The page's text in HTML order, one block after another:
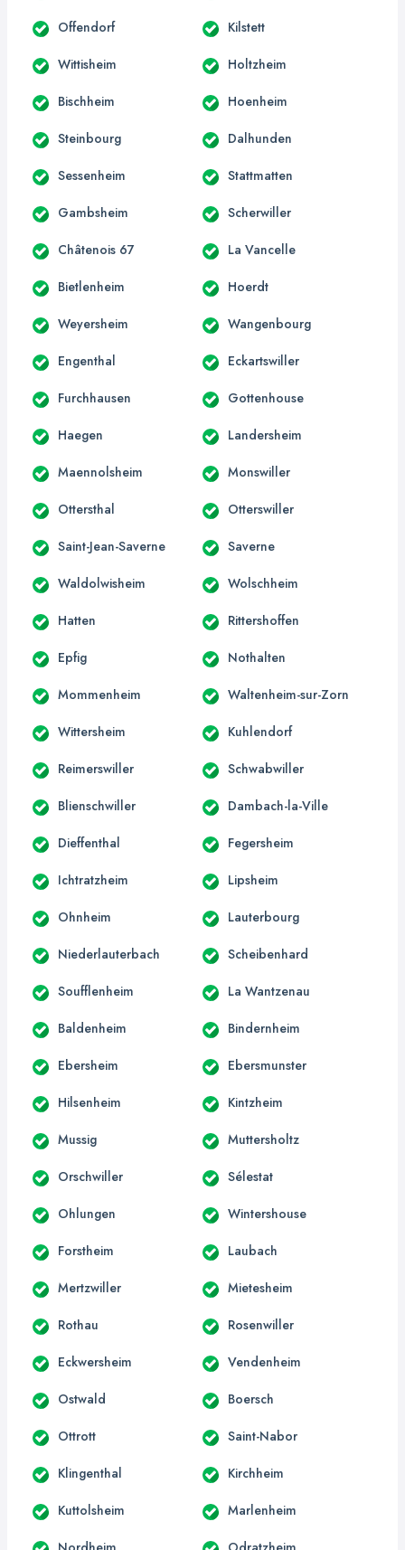
Offendorf Kilstett
Wittisheim Holtzheim
Bischheim Hoenheim
Steinbourg Dalhunden
Sessenheim Stattmatten
Gambsheim Scherwiller
Châtenois 67 La Vancelle
Bietlenheim Hoerdt
Weyersheim Wangenbourg
Engenthal Eckartswiller
Furchhausen Gottenhouse
Haegen Landersheim
Maennolsheim Monswiller
Ottersthal Otterswiller
Saint-Jean-Saverne Saverne
Waldolwisheim Wolschheim
Hatten Rittershoffen
Epfig Nothalten
Mommenheim Waltenheim-sur-Zorn
Wittersheim Kuhlendorf
Reimerswiller Schwabwiller
Blienschwiller Dambach-la-Ville
Dieffenthal Fegersheim
Ichtratzheim Lipsheim
Ohnheim Lauterbourg
Niederlauterbach Scheibenhard
Soufflenheim La Wantzenau
Baldenheim Bindernheim
Ebersheim Ebersmunster
Hilsenheim Kintzheim
Mussig Muttersholtz
Orschwiller Sélestat
Ohlungen Wintershouse
Forstheim Laubach
Mertzwiller Mietesheim
Rothau Rosenwiller
Eckwersheim Vendenheim
Ostwald Boersch
Ottrott Saint-Nabor
Klingenthal Kirchheim
Kuttolsheim Marlenheim